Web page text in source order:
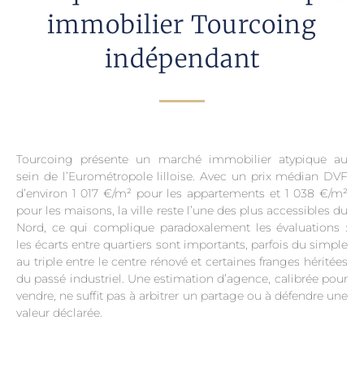
immobilier Tourcoing
indépendant
Tourcoing présente un marché immobilier atypique au
sein de l’Eurométropole lilloise. Avec un prix médian DVF
d’environ 1 017 €/m² pour les appartements et 1 038 €/m²
pour les maisons, la ville reste l’une des plus accessibles du
Nord, ce qui complique paradoxalement les évaluations :
les écarts entre quartiers sont importants, parfois du simple
au triple entre le centre rénové et certaines franges héritées
du passé industriel. Une estimation d’agence, calibrée pour
vendre, ne suffit pas à arbitrer un partage ou à défendre une
valeur déclarée.